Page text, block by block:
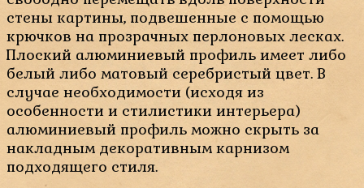
стены картины, подвешенные с помощью
крючков на прозрачных перлоновых лесках.
Плоский алюминиевый профиль имеет либо
белый либо матовый серебристый цвет. В
случае необходимости (исходя из
особенности и стилистики интерьера)
алюминиевый профиль можно скрыть за
накладным декоративным карнизом
подходящего стиля.